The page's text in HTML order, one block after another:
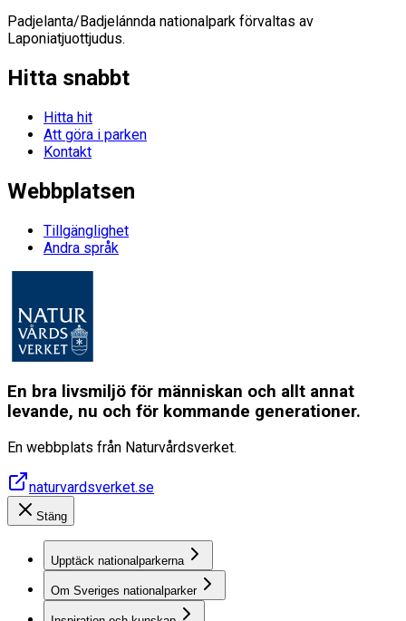
Padjelanta/Badjelánnda nationalpark förvaltas av
Laponiatjuottjudus.
Hitta snabbt
Hitta hit
Att göra i parken
Kontakt
Webbplatsen
Tillgänglighet
Andra språk
En bra livsmiljö för människan och allt annat
levande, nu och för kommande generationer.
En webbplats från Naturvårdsverket.
naturvardsverket.se
Stäng
Upptäck nationalparkerna
Om Sveriges nationalparker